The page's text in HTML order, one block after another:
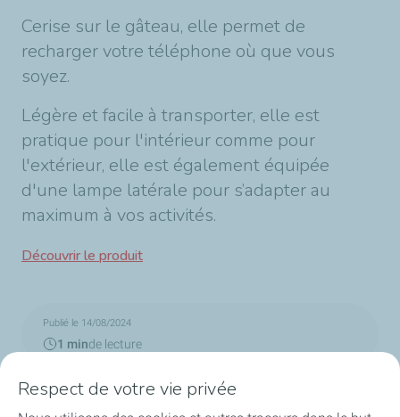
Cerise sur le gâteau, elle permet de
recharger votre téléphone où que vous
soyez.​
Légère et facile à transporter, elle est
pratique pour l'intérieur comme pour
l'extérieur, elle est également équipée
d'une lampe latérale pour s’adapter au
maximum à vos activités.​
Découvrir le produit
Publié le 14/08/2024
1 minde lecture
Respect de votre vie privée